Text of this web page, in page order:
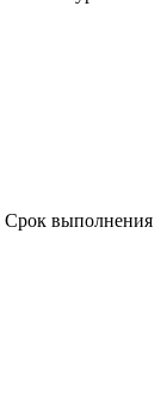
Срок выполнения